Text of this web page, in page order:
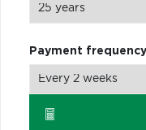
Payment